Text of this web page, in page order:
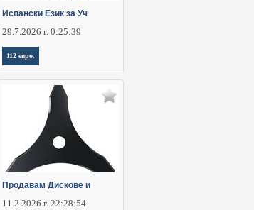
Испански Език за Уч
29.7.2026 г. 0:25:39
112 евро.
Продавам Дискове и
11.2.2026 г. 22:28:54